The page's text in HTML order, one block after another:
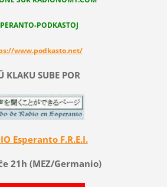
PODKASTOJ
www.podkasto.net/
KLAKU SUBE POR
Esperanto F.R.E.I.
21h (MEZ/Germanio)